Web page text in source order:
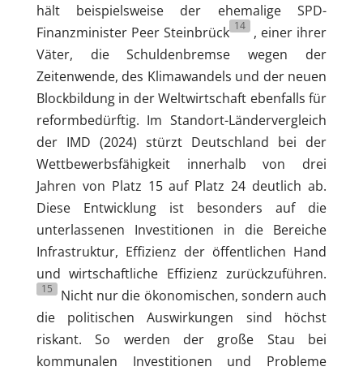
hält beispielsweise der ehemalige SPD-
Finanzminister Peer Steinbrück 14 , einer ihrer
Väter, die Schuldenbremse wegen der
Zeitenwende, des Klimawandels und der neuen
Blockbildung in der Weltwirtschaft ebenfalls für
reformbedürftig. Im Standort-Ländervergleich
der IMD (2024) stürzt Deutschland bei der
Wettbewerbsfähigkeit innerhalb von drei
Jahren von Platz 15 auf Platz 24 deutlich ab.
Diese Entwicklung ist besonders auf die
unterlassenen Investitionen in die Bereiche
Infrastruktur, Effizienz der öffentlichen Hand
und wirtschaftliche Effizienz zurückzuführen.
15 Nicht nur die ökonomischen, sondern auch
die politischen Auswirkungen sind höchst
riskant. So werden der große Stau bei
kommunalen Investitionen und Probleme